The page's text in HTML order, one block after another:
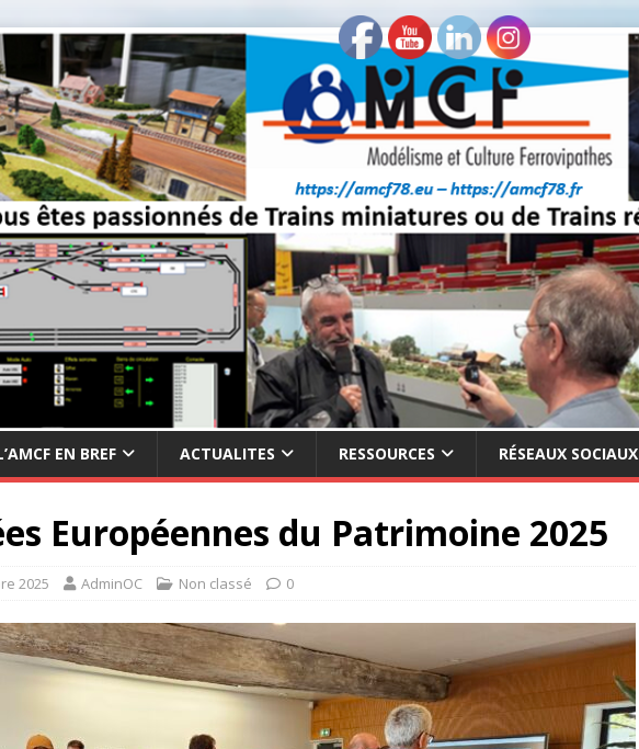
EN BREF ACTUALITES RESSOURCES RÉSEAUX SOCIAUX
Européennes du Patrimoine 2025
2025 AdminOC Non classé 0